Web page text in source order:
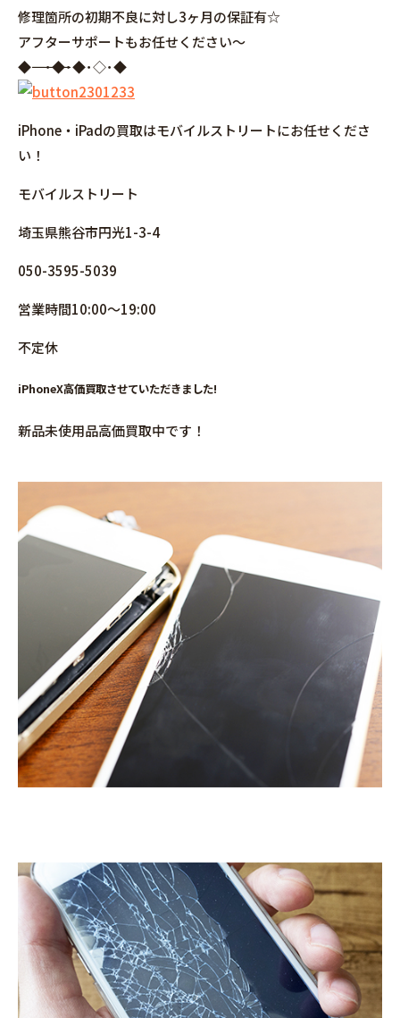
修理箇所の初期不良に対し3ヶ月の保証有☆
アフターサポートもお任せください～
◆――――――――――――――――･◆･◆･◇･◆
iPhone・iPadの買取はモバイルストリートにお任せくださ
い！
モバイルストリート
埼玉県熊谷市円光1-3-4
050-3595-5039
営業時間10:00～19:00
不定休
iPhoneX高価買取させていただきました!
新品未使用品高価買取中です！